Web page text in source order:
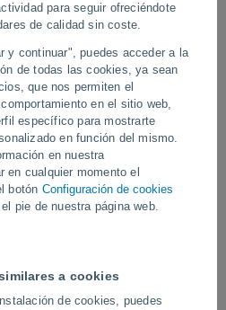
para seguir ofreciéndote
de calidad sin coste.
y continuar", puedes acceder a la
de todas las cookies, ya sean
que nos permiten el
en el sitio web,
específico para mostrarte
en función del mismo.
en nuestra
en cualquier momento el
botón Configuración de cookies
pie de nuestra página web.
a cookies
de cookies, puedes
aparece
de Dereköy,
geológico ha
entre los
en una zona geológica. Los
sobreexplotación de los acuíferos
5 horas